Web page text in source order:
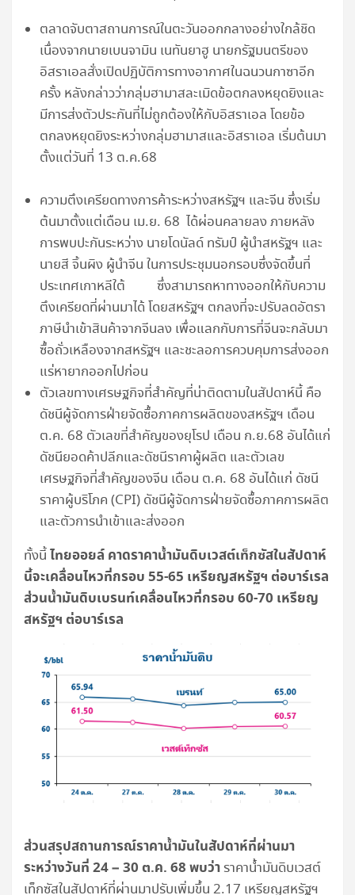
ตลาดจับตาสถานการณ์ในตะวันออกกลางอย่างใกล้ชิด
เนื่องจากนายเบนจามิน เนทันยาฮู นายกรัฐมนตรีของ
อิสราเอลสั่งเปิดปฏิบัติการทางอากาศในฉนวนกาซาอีก
ครั้ง หลังกล่าวว่ากลุ่มฮามาสละเมิดข้อตกลงหยุดยิงและ
มีการส่งตัวประกันที่ไม่ถูกต้องให้กับอิสราเอล โดยข้อ
ตกลงหยุดยิงระหว่างกลุ่มฮามาสและอิสราเอล เริ่มต้นมา
ตั้งแต่วันที่ 13 ต.ค.68
ความตึงเครียดทางการค้าระหว่างสหรัฐฯ และจีน ซึ่งเริ่ม
ต้นมาตั้งแต่เดือน เม.ย. 68 ได้ผ่อนคลายลง ภายหลัง
การพบปะกันระหว่าง นายโดนัลด์ ทรัมป์ ผู้นำสหรัฐฯ และ
นายสี จิ้นผิง ผู้นำจีน ในการประชุมนอกรอบซึ่งจัดขึ้นที่
ประเทศเกาหลีใต้ ซึ่งสามารถหาทางออกให้กับความ
ตึงเครียดที่ผ่านมาได้ โดยสหรัฐฯ ตกลงที่จะปรับลดอัตรา
ภาษีนำเข้าสินค้าจากจีนลง เพื่อแลกกับการที่จีนจะกลับมา
ซื้อถั่วเหลืองจากสหรัฐฯ และชะลอการควบคุมการส่งออก
แร่หายากออกไปก่อน
ตัวเลขทางเศรษฐกิจที่สำคัญที่น่าติดตามในสัปดาห์นี้ คือ
ดัชนีผู้จัดการฝ่ายจัดซื้อภาคการผลิตของสหรัฐฯ เดือน
ต.ค. 68 ตัวเลขที่สำคัญของยุโรป เดือน ก.ย.68 อันได้แก่
ดัชนียอดค้าปลีกและดัชนีราคาผู้ผลิต และตัวเลข
เศรษฐกิจที่สำคัญของจีน เดือน ต.ค. 68 อันได้แก่ ดัชนี
ราคาผู้บริโภค (CPI) ดัชนีผู้จัดการฝ่ายจัดซื้อภาคการผลิต
และตัวการนำเข้าและส่งออก
ทั้งนี้ ไทยออยล์ คาดราคาน้ำมันดิบเวสต์เท็กซัสในสัปดาห์
นี้จะเคลื่อนไหวที่กรอบ 55-65 เหรียญสหรัฐฯ ต่อบาร์เรล
ส่วนน้ำมันดิบเบรนท์เคลื่อนไหวที่กรอบ 60-70 เหรียญ
สหรัฐฯ ต่อบาร์เรล
ส่วนสรุปสถานการณ์ราคาน้ำมันในสัปดาห์ที่ผ่านมา
ระหว่างวันที่ 24 – 30 ต.ค. 68 พบว่าราคาน้ำมันดิบเวสต์
เท็กซัสในสัปดาห์ที่ผ่านมาปรับเพิ่มขึ้น 2.17 เหรียญสหรัฐฯ